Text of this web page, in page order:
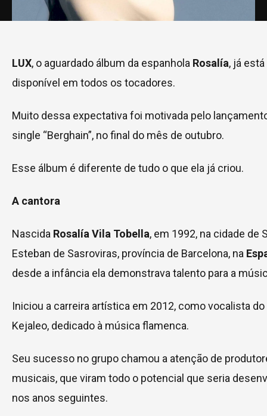
LUX, o aguardado álbum da espanhola Rosalía, já está
disponível em todos os tocadores.
Muito dessa expectativa foi motivada pelo
single “Berghain”, no final do mês de outubro.
Esse álbum é diferente de tudo o que ela já criou.
A cantora
Nascida Rosalía Vila Tobella, em 1992, na cidade de
Esteban de Sasroviras, província de Barcelona, na
desde a infância ela demonstrava talento para a
Iniciou a carreira artística em 2012, como vocalista
Kejaleo, dedicado à música flamenca.
Seu sucesso no grupo chamou a atenção de
musicais, que viram todo o potencial que seria
nos anos seguintes.